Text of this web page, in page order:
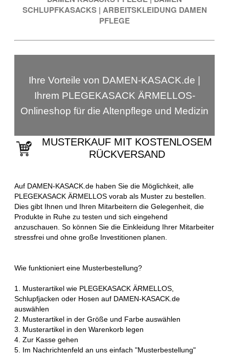
SCHLUPFKASACKS | ARBEITSKLEIDUNG DAMEN
PFLEGE
Ihre Vorteile von DAMEN-KASACK.de |
Ihrem PLEGEKASACK ÄRMELLOS-
Onlineshop für die Altenpflege und Medizin
MUSTERKAUF MIT KOSTENLOSEM
RÜCKVERSAND
Auf DAMEN-KASACK.de haben Sie die Möglichkeit, alle
PLEGEKASACK ÄRMELLOS vorab als Muster zu bestellen.
Dies gibt Ihnen und Ihren Mitarbeitern die Gelegenheit, die
Produkte in Ruhe zu testen und sich eingehend
anzuschauen. So können Sie die Einkleidung Ihrer Mitarbeiter
stressfrei und ohne große Investitionen planen.
Wie funktioniert eine Musterbestellung?
1. Musterartikel wie PLEGEKASACK ÄRMELLOS,
Schlupfjacken oder Hosen auf DAMEN-KASACK.de
auswählen
2. Musterartikel in der Größe und Farbe auswählen
3. Musterartikel in den Warenkorb legen
4. Zur Kasse gehen
5. Im Nachrichtenfeld an uns einfach "Musterbestellung"